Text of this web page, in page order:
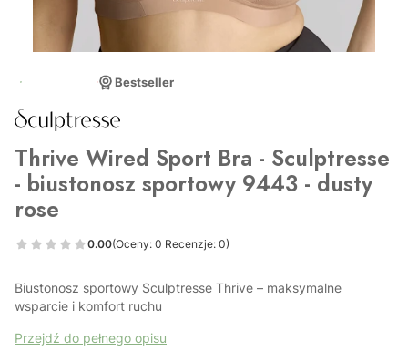
Bestseller
Thrive Wired Sport Bra - Sculptresse
- biustonosz sportowy 9443 - dusty
rose
0.00(Oceny: 0 Recenzje: 0)
Biustonosz sportowy Sculptresse Thrive – maksymalne
wsparcie i komfort ruchu
Przejdź do pełnego opisu